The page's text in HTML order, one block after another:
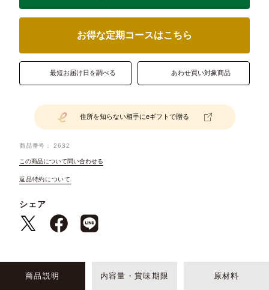
お得な定期コースはこちら
最短お届け日を調べる あわせ買い対象商品
住所を知らない相手にeギフトで贈る
商品番号 2632
この商品について問い合わせる
返品特約について
シェア
商品説明 内容量・賞味期限 原材料